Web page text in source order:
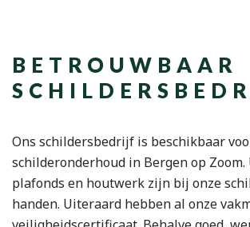
BETROUWBAAR
Ons schildersbedrijf is beschikbaar
schilderonderhoud in Bergen op Zoom.
plafonds en houtwerk zijn bij onze
handen. Uiteraard hebben al onze